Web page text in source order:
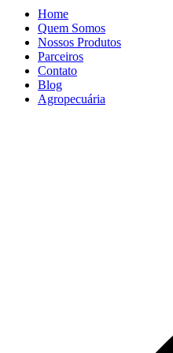
Home
Quem Somos
Nossos Produtos
Parceiros
Contato
Blog
Agropecuária